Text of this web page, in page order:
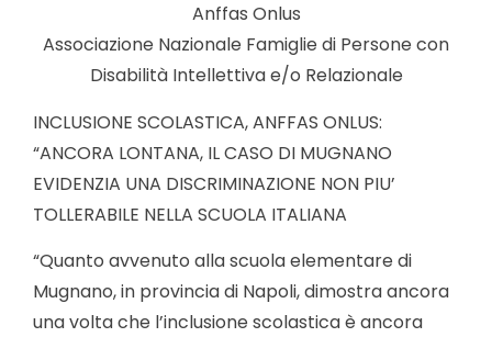
Anffas Onlus
Associazione Nazionale Famiglie di Persone con
Disabilità Intellettiva e/o Relazionale
INCLUSIONE SCOLASTICA, ANFFAS ONLUS:
“ANCORA LONTANA, IL CASO DI MUGNANO
EVIDENZIA UNA DISCRIMINAZIONE NON PIU’
TOLLERABILE NELLA SCUOLA ITALIANA
“Quanto avvenuto alla scuola elementare di
Mugnano, in provincia di Napoli, dimostra ancora
una volta che l’inclusione scolastica è ancora